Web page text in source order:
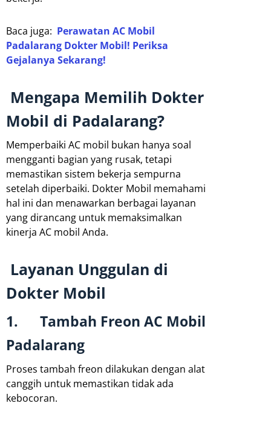
Baca juga: Perawatan AC Mobil
Padalarang Dokter Mobil! Periksa
Gejalanya Sekarang!
Mengapa Memilih Dokter
Mobil di Padalarang?
Memperbaiki AC mobil bukan hanya soal
mengganti bagian yang rusak, tetapi
memastikan sistem bekerja sempurna
setelah diperbaiki. Dokter Mobil memahami
hal ini dan menawarkan berbagai layanan
yang dirancang untuk memaksimalkan
kinerja AC mobil Anda.
Layanan Unggulan di
Dokter Mobil
1. Tambah Freon AC Mobil
Padalarang
Proses tambah freon dilakukan dengan alat
canggih untuk memastikan tidak ada
kebocoran.